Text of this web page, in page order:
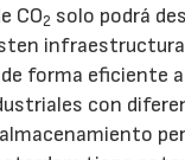
CO2 solo podrá
forma eficiente
con